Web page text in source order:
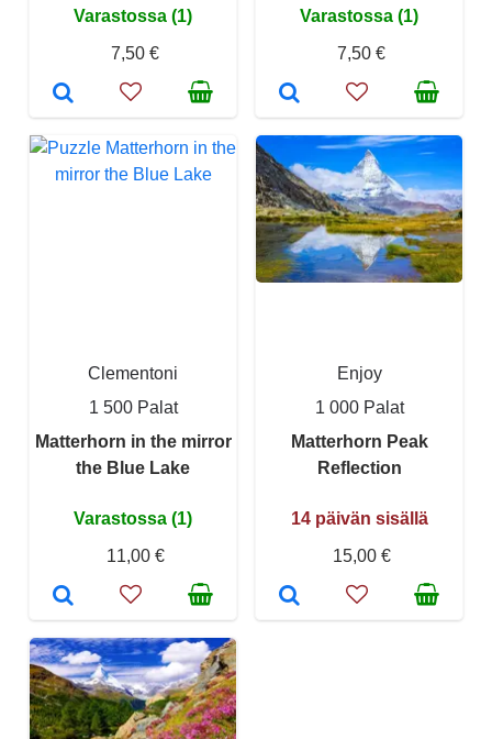
Varastossa (1)
7,50 €
Varastossa (1)
7,50 €
Clementoni
1 500 Palat
Matterhorn in the mirror
the Blue Lake
Varastossa (1)
11,00 €
Enjoy
1 000 Palat
Matterhorn Peak
Reflection
14 päivän sisällä
15,00 €